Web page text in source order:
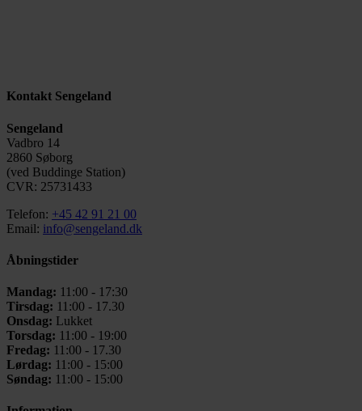
Kontakt Sengeland
Sengeland
Vadbro 14
2860 Søborg
(ved Buddinge Station)
CVR: 25731433
Telefon: +45 42 91 21 00
Email: info@sengeland.dk
Åbningstider
Mandag: 11:00 - 17:30
Tirsdag: 11:00 - 17.30
Onsdag: Lukket
Torsdag: 11:00 - 19:00
Fredag: 11:00 - 17.30
Lørdag: 11:00 - 15:00
Søndag: 11:00 - 15:00